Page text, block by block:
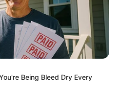
ม มีเกณฑ์พบรักแรกพบ ดวง
ม่โสด จะมีข่าวดีเรื่องท้อง
กรากันไปจะกลับมาสานสาย
Being Bleed Dry Every